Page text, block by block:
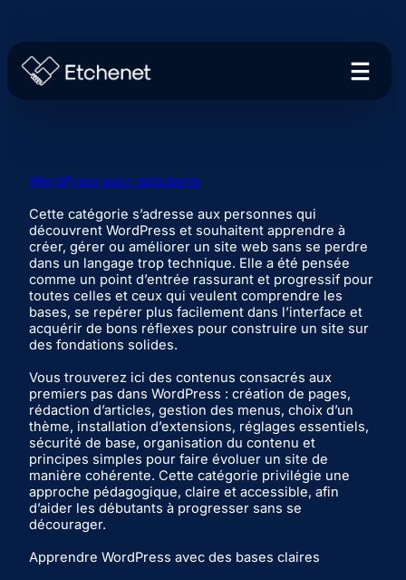
WordPress pour débutants
Cette catégorie s’adresse aux personnes qui
découvrent WordPress et souhaitent apprendre à
créer, gérer ou améliorer un site web sans se perdre
dans un langage trop technique. Elle a été pensée
comme un point d’entrée rassurant et progressif pour
toutes celles et ceux qui veulent comprendre les
bases, se repérer plus facilement dans l’interface et
acquérir de bons réflexes pour construire un site sur
des fondations solides.
Vous trouverez ici des contenus consacrés aux
premiers pas dans WordPress : création de pages,
rédaction d’articles, gestion des menus, choix d’un
thème, installation d’extensions, réglages essentiels,
sécurité de base, organisation du contenu et
principes simples pour faire évoluer un site de
manière cohérente. Cette catégorie privilégie une
approche pédagogique, claire et accessible, afin
d’aider les débutants à progresser sans se
décourager.
Apprendre WordPress avec des bases claires